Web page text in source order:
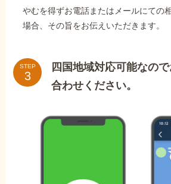
やむを得ずお電話またはメールにての
場合、その旨をお伝えいただきます。
STEP
四国地域対応可能なの
合わせください。